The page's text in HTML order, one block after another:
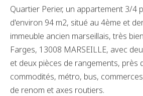
Quartier Perier, un appartement 3/4
d'environ 94 m2, situé au 4ème et
immeuble ancien marseillais, très
Farges, 13008 MARSEILLE, avec
et deux pièces de rangements, près
commodités, métro, bus,
de renom et axes routiers.